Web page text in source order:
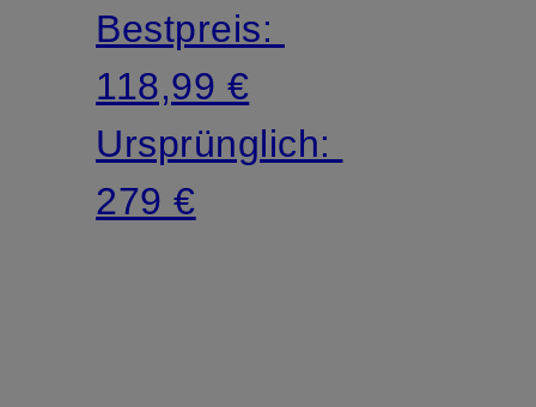
Bestpreis:
118,99 €
Ursprünglich:
279 €